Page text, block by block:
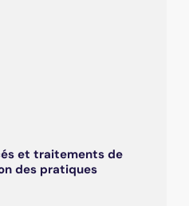
et traitements de
des pratiques